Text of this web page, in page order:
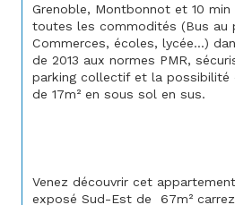
Grenoble, Montbonnot et 10
toutes les commodités (Bus au
Commerces, écoles, lycée...)
de 2013 aux normes PMR,
parking collectif et la possibilité
de 17m² en sous sol en sus.
Venez découvrir cet
exposé Sud-Est de
67m²